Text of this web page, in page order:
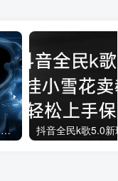
单日收益2000+，躺平当作家，AI全自动写小说赚稿费，全新玩法